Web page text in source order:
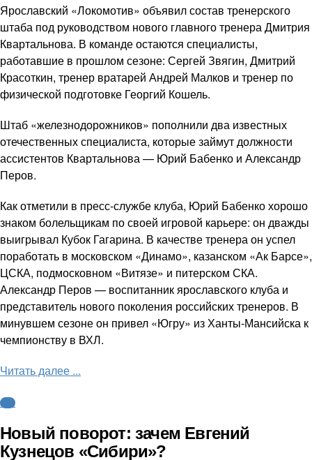
Ярославский «Локомотив» объявил состав тренерского
штаба под руководством нового главного тренера Дмитрия
Квартальнова. В команде остаются специалисты,
работавшие в прошлом сезоне: Сергей Звягин, Дмитрий
Красоткин, тренер вратарей Андрей Малков и тренер по
физической подготовке Георгий Кошель.
Штаб «железнодорожников» пополнили два известных
отечественных специалиста, которые займут должности
ассистентов Квартальнова — Юрий Бабенко и Александр
Перов.
Как отметили в пресс-службе клуба, Юрий Бабенко хорошо
знаком болельщикам по своей игровой карьере: он дважды
выигрывал Кубок Гагарина. В качестве тренера он успел
поработать в московском «Динамо», казанском «Ак Барсе»,
ЦСКА, подмосковном «Витязе» и питерском СКА.
Александр Перов — воспитанник ярославского клуба и
представитель нового поколения российских тренеров. В
минувшем сезоне он привел «Югру» из Ханты-Мансийска к
чемпионству в ВХЛ.
Читать далее ...
КХЛ
Новый поворот: зачем Евгений
Кузнецов «Сибири»?